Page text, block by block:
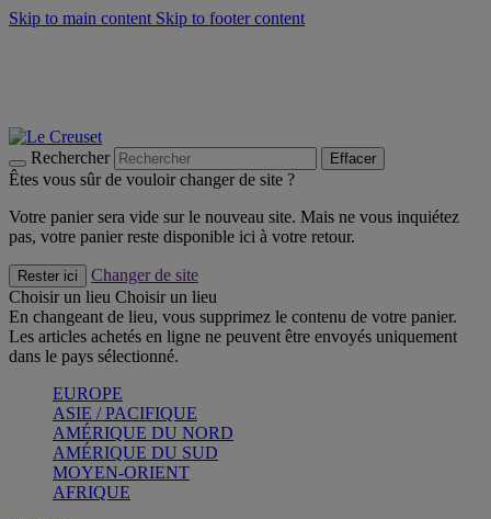
Skip to main content Skip to footer content
Rechercher Effacer
Êtes vous sûr de vouloir changer de site ?
Votre panier sera vide sur le nouveau site. Mais ne vous inquiétez
pas, votre panier reste disponible ici à votre retour.
Rester ici
Changer de site
Choisir un lieu Choisir un lieu
En changeant de lieu, vous supprimez le contenu de votre panier.
Les articles achetés en ligne ne peuvent être envoyés uniquement
dans le pays sélectionné.
EUROPE
ASIE / PACIFIQUE
AMÉRIQUE DU NORD
AMÉRIQUE DU SUD
MOYEN-ORIENT
AFRIQUE